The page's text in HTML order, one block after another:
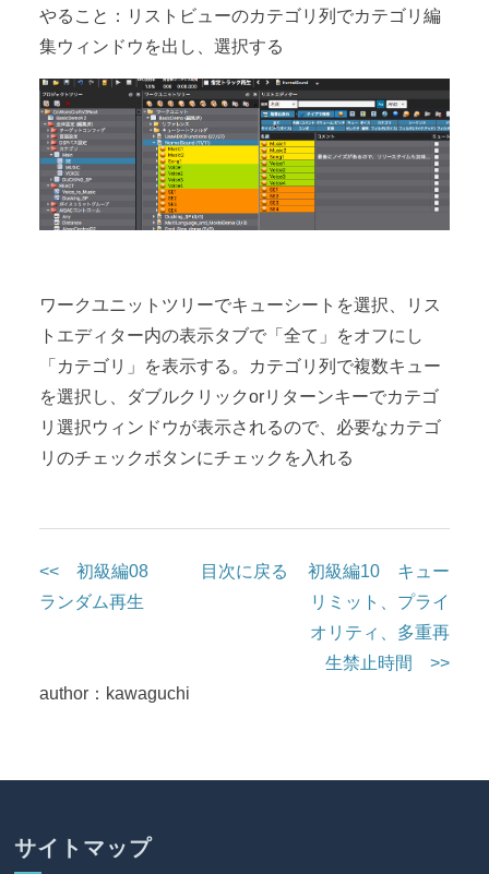
やること：リストビューのカテゴリ列でカテゴリ編
集ウィンドウを出し、選択する
ワークユニットツリーでキューシートを選択、リス
トエディター内の表示タブで「全て」をオフにし
「カテゴリ」を表示する。カテゴリ列で複数キュー
を選択し、ダブルクリックorリターンキーでカテゴ
リ選択ウィンドウが表示されるので、必要なカテゴ
リのチェックボタンにチェックを入れる
<< 初級編08
ランダム再生
目次に戻る
初級編10 キュー
リミット、プライ
オリティ、多重再
生禁止時間 >>
author：kawaguchi
サイトマップ